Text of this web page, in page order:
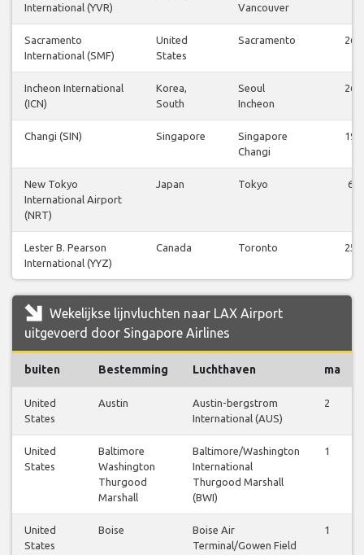
International (YVR)
Vancouver
Sacramento
International (SMF)
United
States
Sacramento 26
Incheon International
(ICN)
Korea,
South
Seoul
Incheon
26
Changi (SIN) Singapore
Singapore
Changi
19
New Tokyo
International Airport
(NRT)
Japan Tokyo 6
Lester B. Pearson
International (YYZ)
Canada Toronto 25
Wekelijkse lijnvluchten naar LAX Airport
uitgevoerd door Singapore Airlines
buiten Bestemming Luchthaven ma
United
States
Austin
Austin-bergstrom
International (AUS)
2
United
States
Baltimore
Washington
Thurgood
Marshall
Baltimore/Washington
International
Thurgood Marshall
(BWI)
1
United
States
Boise
Boise Air
Terminal/Gowen Field
1